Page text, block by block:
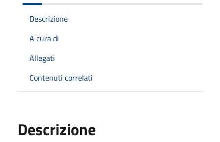
Descrizione
A cura di
Allegati
Contenuti correlati
Descrizione